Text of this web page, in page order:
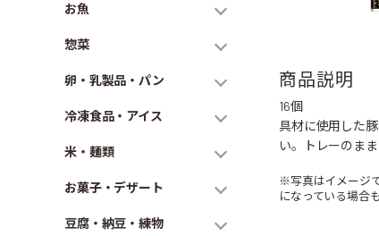
お魚
惣菜
卵・乳製品・パン
冷凍食品・アイス
米・麺類
お菓子・デザート
豆腐・納豆・練物
商品説明
16個
具材に使用した
い。トレーのま
※写真はイメージ
になっている場合